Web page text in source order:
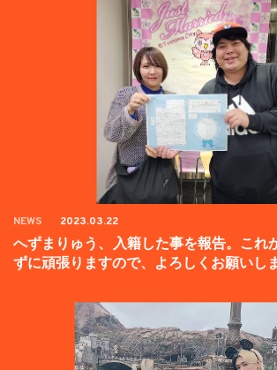
NEWS 2023.03.22
へずまりゅう、入籍した事を報告。これ
ずに頑張りますので、よろしくお願いし